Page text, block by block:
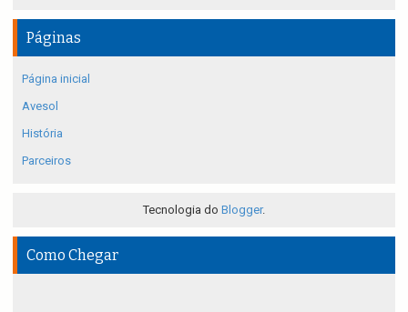
Páginas
Página inicial
Avesol
História
Parceiros
Tecnologia do Blogger.
Como Chegar